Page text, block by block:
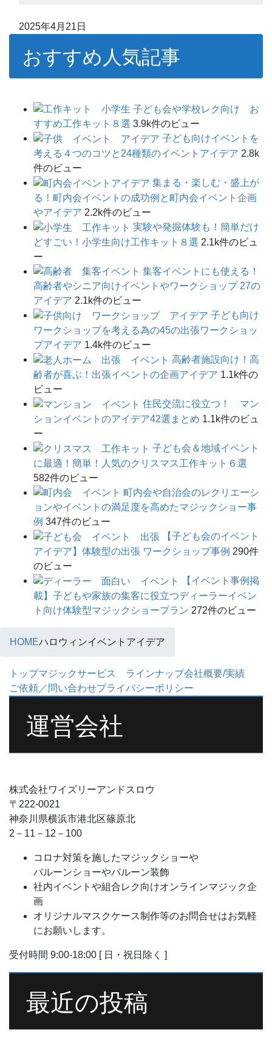
2025年4月21日
おすすめ人気記事
子ども会や学校レク向け お
すすめ工作キット８選 3.9k件のビュー
子ども向けイベントを
考える４つのコツと24種類のイベントアイデア 2.8k
件のビュー
集まる・楽しむ・盛上が
る！町内会イベントの成功例と町内会イベント企画
やアイデア 2.2k件のビュー
実験や発掘体験も！簡単だけ
どすごい！小学生向け工作キット８選 2.1k件のビュ
ー
集客イベントにも使える！
高齢者やシニア向けイベントやワークショップ 27の
アイデア 2.1k件のビュー
子ども向け
ワークショップを考える為の45の出張ワークショッ
プアイデア 1.4k件のビュー
高齢者施設向け！高
齢者が喜ぶ！出張イベントの企画アイデア 1.1k件の
ビュー
住民交流に役立つ！ マン
ションイベントのアイデア42選まとめ 1.1k件のビュ
ー
子ども会＆地域イベント
に最適！簡単！人気のクリスマス工作キット６選
582件のビュー
町内会や自治会のレクリエーシ
ョンやイベントの満足度を高めたマジックショー事
例 347件のビュー
【子ども会のイベント
アイデア】体験型の出張 ワークショップ事例 290件
のビュー
【イベント事例掲
載】子どもや家族の集客に役立つディーラーイベン
ト向け体験型マジックショープラン 272件のビュー
HOMEハロウィンイベントアイデア
トップマジックサービス ラインナップ会社概要/実績
ご依頼／問い合わせプライバシーポリシー
運営会社
株式会社ワイズリーアンドスロウ
〒222-0021
神奈川県横浜市港北区篠原北
2－11－12－100
コロナ対策を施したマジックショーや
バルーンショーやバルーン装飾
社内イベントや組合レク向けオンラインマジック企
画
オリジナルマスクケース制作等のお問合せはお気軽
にお願いします。
受付時間 9:00-18:00 [ 日・祝日除く ]
最近の投稿